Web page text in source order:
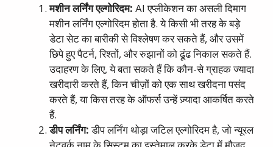
मशीनलर्निंगएल्गोरिदम: AI एप्लीकेशन का असली दिमाग
मशीन लर्निंग एल्गोरिदम होता है. ये किसी भी तरह के बड़े
डेटा सेट का बारीकी से विश्लेषण कर सकते हैं, और उसमें
छिपे हुए पैटर्न, रिश्तों, और रुझानों को ढूंढ निकाल सकते हैं.
उदाहरण के लिए, ये बता सकते हैं कि कौन-से ग्राहक ज्यादा
खरीदारी करते हैं, किन चीज़ों को एक साथ खरीदना पसंद
करते हैं, या किस तरह के ऑफर्स उन्हें ज़्यादा आकर्षित करते
हैं.
डीपलर्निंग:डीप लर्निंग थोड़ा जटिल एल्गोरिदम है, जो न्यूरल